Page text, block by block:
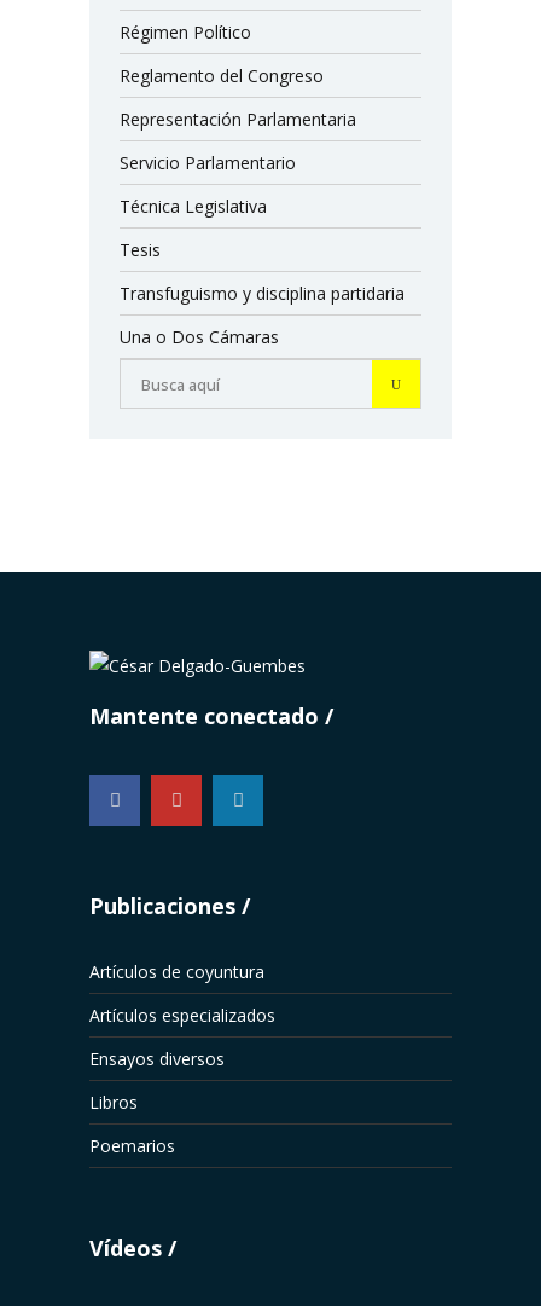
Régimen Político
Reglamento del Congreso
Representación Parlamentaria
Servicio Parlamentario
Técnica Legislativa
Tesis
Transfuguismo y disciplina partidaria
Una o Dos Cámaras
Mantente conectado
...
Publicaciones
Artículos de coyuntura
Artículos especializados
Ensayos diversos
Libros
Poemarios
Vídeos